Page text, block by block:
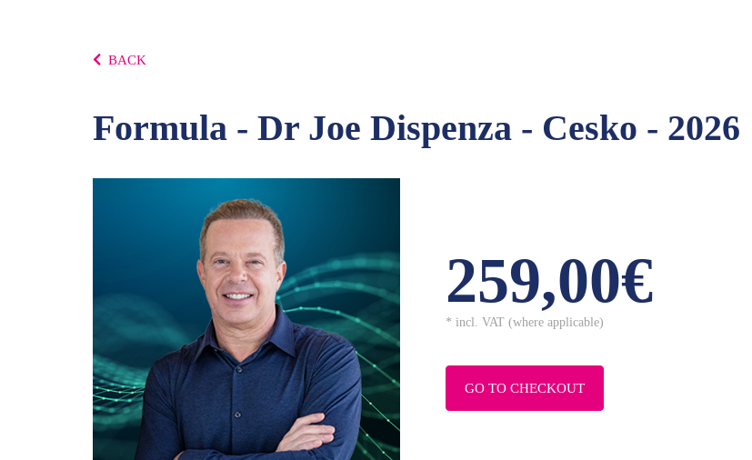
BACK
Formula - Dr Joe Dispenza - Cesko - 2026
259,00€
* incl. VAT (where applicable)
GO TO CHECKOUT